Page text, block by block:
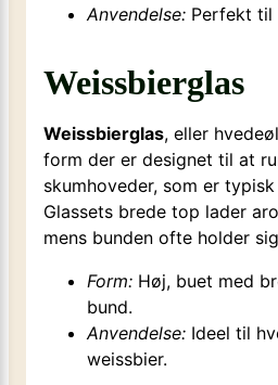
Anvendelse: Perfekt til
Weissbierglas
Weissbierglas, eller
form der er designet til at
skumhoveder, som er
Glassets brede top lader
mens bunden ofte holder
Form: Høj, buet med
bund.
Anvendelse: Ideel til
weissbier.